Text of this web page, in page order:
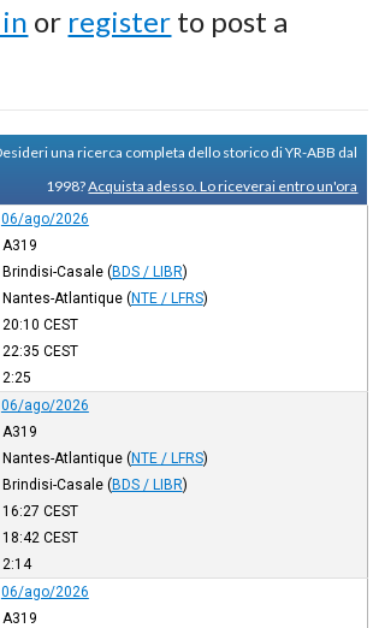
or register to post a
una ricerca completa dello storico di YR-ABB dal
1998?Acquista adesso. Lo riceverai entro un'ora
06/ago/2026
A319
Brindisi-Casale (BDS / LIBR)
Nantes-Atlantique (NTE / LFRS)
20:10 CEST
22:35 CEST
2:25
06/ago/2026
A319
Nantes-Atlantique (NTE / LFRS)
Brindisi-Casale (BDS / LIBR)
16:27 CEST
18:42 CEST
2:14
06/ago/2026
A319